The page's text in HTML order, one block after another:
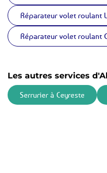
Réparateur volet roulant
Réparateur volet roulant
Les autres services
Serrurier à Ceyreste